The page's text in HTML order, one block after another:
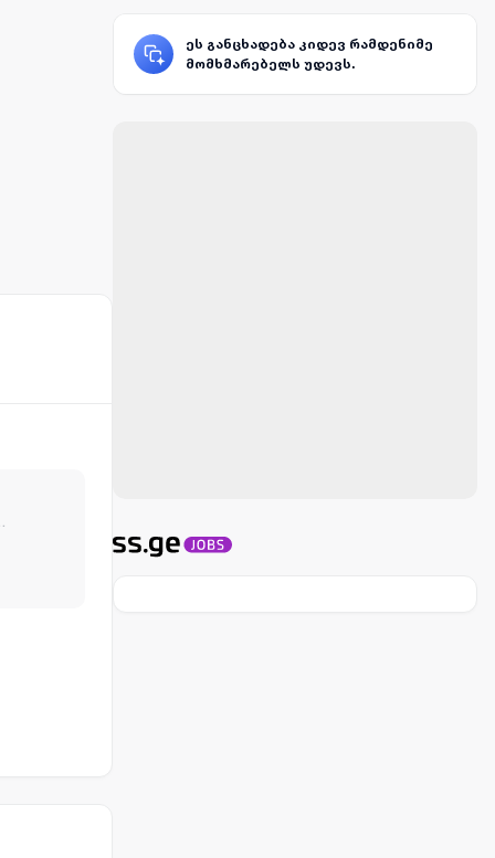
ეს განცხადება კიდევ რამდენიმე
მომხმარებელს უდევს.